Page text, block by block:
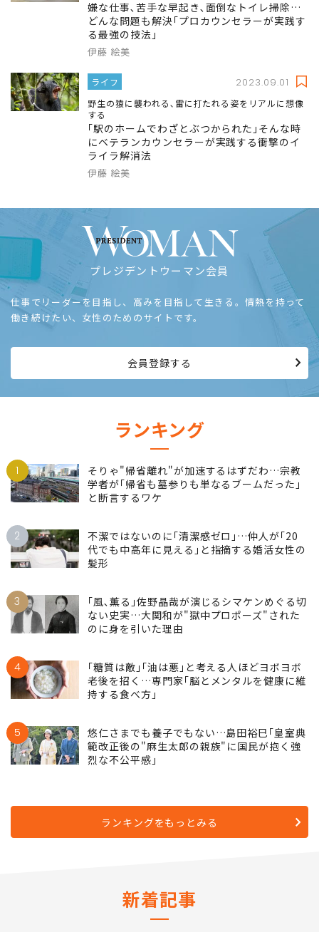
嫌な仕事､苦手な早起き､面倒なトイレ掃除…
どんな問題も解決｢プロカウンセラーが実践す
る最強の技法｣
伊藤 絵美
ライフ 2023.09.01
野生の猿に襲われる､雷に打たれる姿をリアルに想像
する
｢駅のホームでわざとぶつかられた｣そんな時
にベテランカウンセラーが実践する衝撃のイ
ライラ解消法
伊藤 絵美
プレジデントウーマン会員
仕事でリーダーを目指し、高みを目指して生きる。情熱を持って
働き続けたい、女性のためのサイトです。
会員登録する
ランキング
1
そりゃ"帰省離れ"が加速するはずだわ…宗教
学者が｢帰省も墓参りも単なるブームだった｣
と断言するワケ
2
不潔ではないのに｢清潔感ゼロ｣…仲人が｢20
代でも中高年に見える｣と指摘する婚活女性の
髪形
3
｢風､薫る｣佐野晶哉が演じるシマケンめぐる切
ない史実…大関和が"獄中プロポーズ"された
のに身を引いた理由
4
｢糖質は敵｣｢油は悪｣と考える人ほどヨボヨボ
老後を招く…専門家｢脳とメンタルを健康に維
持する食べ方｣
5
悠仁さまでも養子でもない…島田裕巳｢皇室典
範改正後の"麻生太郎の親族"に国民が抱く強
烈な不公平感｣
ランキングをもっとみる
新着記事